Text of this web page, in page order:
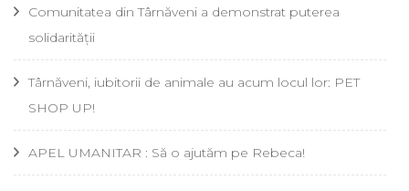
Comunitatea din Târnăveni a demonstrat puterea
solidarității
Târnăveni, iubitorii de animale au acum locul lor: PET
SHOP UP!
APEL UMANITAR : Să o ajutăm pe Rebeca!